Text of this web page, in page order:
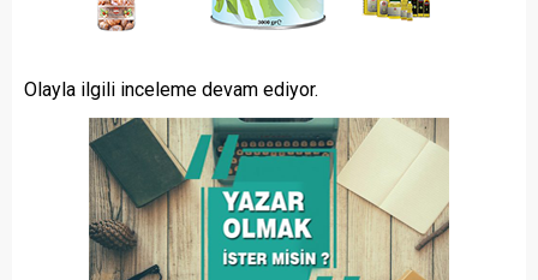
Olayla ilgili inceleme devam ediyor.